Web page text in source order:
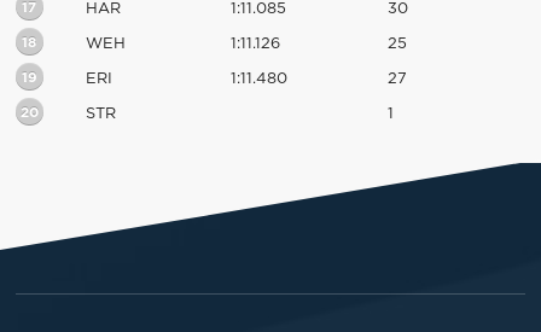
17 HAR 1:11.085 30
18 WEH 1:11.126 25
19 ERI 1:11.480 27
20 STR 1